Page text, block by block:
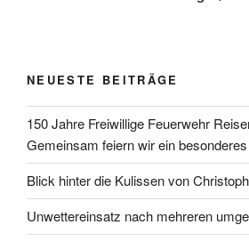
NEUESTE BEITRÄGE
150 Jahre Freiwillige Feuerwehr
Gemeinsam feiern wir ein
Blick hinter die Kulissen von
Unwettereinsatz nach mehreren